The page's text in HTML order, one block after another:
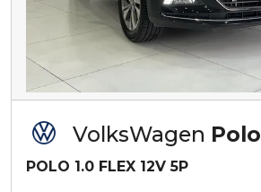
VolksWagen Polo
POLO 1.0 FLEX 12V 5P